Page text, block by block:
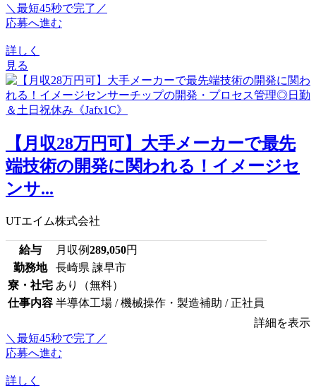
＼最短45秒で完了／
応募へ進む
詳しく
見る
【月収28万円可】大手メーカーで最先
端技術の開発に関われる！イメージセ
ンサ...
UTエイム株式会社
給与 月収例289,050円
勤務地
長崎県 諫早市
寮・社宅 あり（無料）
仕事内容 半導体工場 / 機械操作・製造補助 / 正社員
詳細を表示
＼最短45秒で完了／
応募へ進む
詳しく